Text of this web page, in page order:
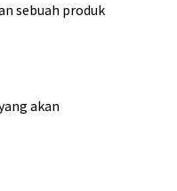
sebuah produk
akan